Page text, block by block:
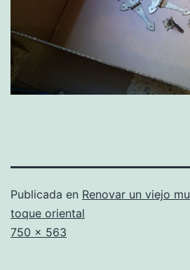
Publicada en Renovar un viejo
toque oriental
Tamaño
750 × 563